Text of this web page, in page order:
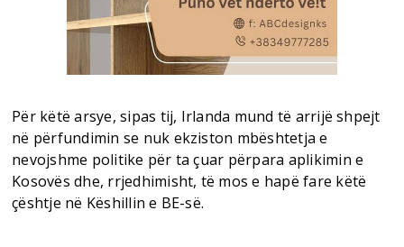
Për këtë arsye, sipas tij, Irlanda mund të arrijë shpejt
në përfundimin se nuk ekziston mbështetja e
nevojshme politike për ta çuar përpara aplikimin e
Kosovës dhe, rrjedhimisht, të mos e hapë fare këtë
çështje në Këshillin e BE-së.